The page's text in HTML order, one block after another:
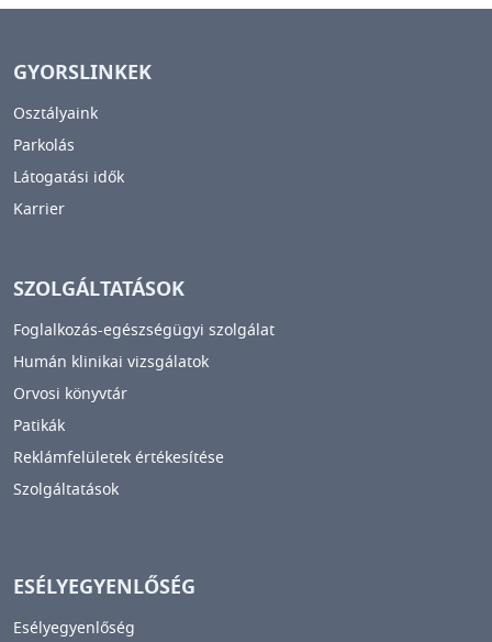
GYORSLINKEK
Osztályaink
Parkolás
Látogatási idők
Karrier
SZOLGÁLTATÁSOK
Foglalkozás-egészségügyi szolgálat
Humán klinikai vizsgálatok
Orvosi könyvtár
Patikák
Reklámfelületek értékesítése
Szolgáltatások
ESÉLYEGYENLŐSÉG
Esélyegyenlőség